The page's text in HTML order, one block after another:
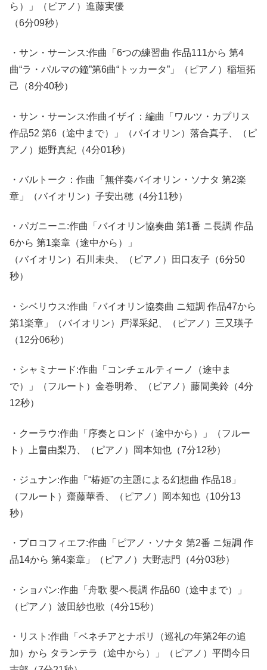
ら）」（ピアノ）進藤実優
（6分09秒）
・サン・サーンス:作曲「6つの練習曲 作品111から 第4
曲“ラ・パルマの鐘”第6曲“トッカータ”」（ピアノ）稲垣拓
己（8分40秒）
・サン・サーンス:作曲イザイ：編曲「ワルツ・カプリス
作品52 第6（途中まで）」（バイオリン）落合真子、（ピ
アノ）姫野真紀（4分01秒）
・バルトーク：作曲「無伴奏バイオリン・ソナタ 第2楽
章」（バイオリン）子安出穂（4分11秒）
・パガニーニ:作曲「バイオリン協奏曲 第1番 ニ長調 作品
6から 第1楽章（途中から）」
（バイオリン）石川未央、（ピアノ）田口友子（6分50
秒）
・シベリウス:作曲「バイオリン協奏曲 ニ短調 作品47から
第1楽章」（バイオリン）戸澤采紀、（ピアノ）三又瑛子
（12分06秒）
・シャミナード:作曲「コンチェルティーノ（途中ま
で）」（フルート）金巻明希、（ピアノ）藤間美鈴（4分
12秒）
・クーラウ:作曲「序奏とロンド（途中から）」（フルー
ト）上畠由梨乃、（ピアノ）岡本知也（7分12秒）
・ジュナン:作曲「“椿姫”の主題による幻想曲 作品18」
（フルート）齋藤華香、（ピアノ）岡本知也（10分13
秒）
・プロコフィエフ:作曲「ピアノ・ソナタ 第2番 ニ短調 作
品14から 第4楽章」（ピアノ）大野志門（4分03秒）
・ショパン:作曲「舟歌 嬰ヘ長調 作品60（途中まで）」
（ピアノ）波田紗也歌（4分15秒）
・リスト:作曲「ベネチアとナポリ（巡礼の年第2年の追
加）から タランテラ（途中から）」（ピアノ）平間今日